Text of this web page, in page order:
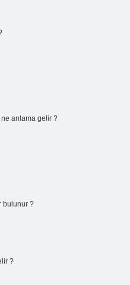
ne anlama gelir ?
bulunur ?
?